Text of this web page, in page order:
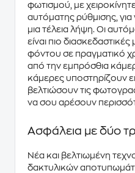
φωτισμού, με
αυτόματης ρύθμισης,
μια τέλεια λήψη. Οι
είναι πιο διασκεδαστικές
φόντου σε πραγματικό
από την εμπρόσθια
κάμερες υποστηρίζουν
βελτιώσουν τις
να σου αρέσουν
Ασφάλεια με δύο
Νέα και βελτιωμένη
δακτυλικών